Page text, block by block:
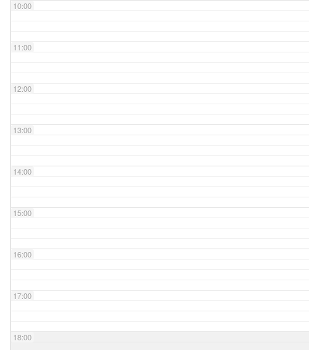
10:00
11:00
12:00
13:00
14:00
15:00
16:00
17:00
18:00